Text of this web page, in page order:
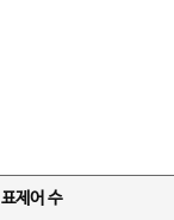
표제어 수